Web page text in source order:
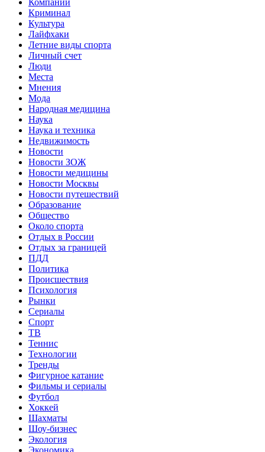
Криминал
Культура
Лайфхаки
Летние виды спорта
Личный счет
Люди
Места
Мнения
Мода
Народная медицина
Наука
Наука и техника
Недвижимость
Новости
Новости ЗОЖ
Новости медицины
Новости Москвы
Новости путешествий
Образование
Общество
Около спорта
Отдых в России
Отдых за границей
ПДД
Политика
Происшествия
Психология
Рынки
Сериалы
Спорт
ТВ
Теннис
Технологии
Тренды
Фигурное катание
Фильмы и сериалы
Футбол
Хоккей
Шахматы
Шоу-бизнес
Экология
Экономика